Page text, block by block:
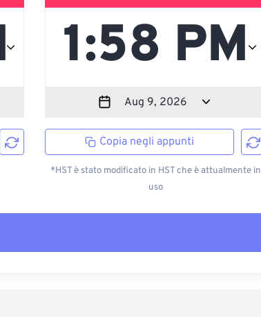
Copia negli appunti
*HST è stato modificato in HST che è attualmente in
uso